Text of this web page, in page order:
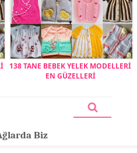
138 TANE BEBEK YELEK MODELLERİ
EN GÜZELLERİ
Biz